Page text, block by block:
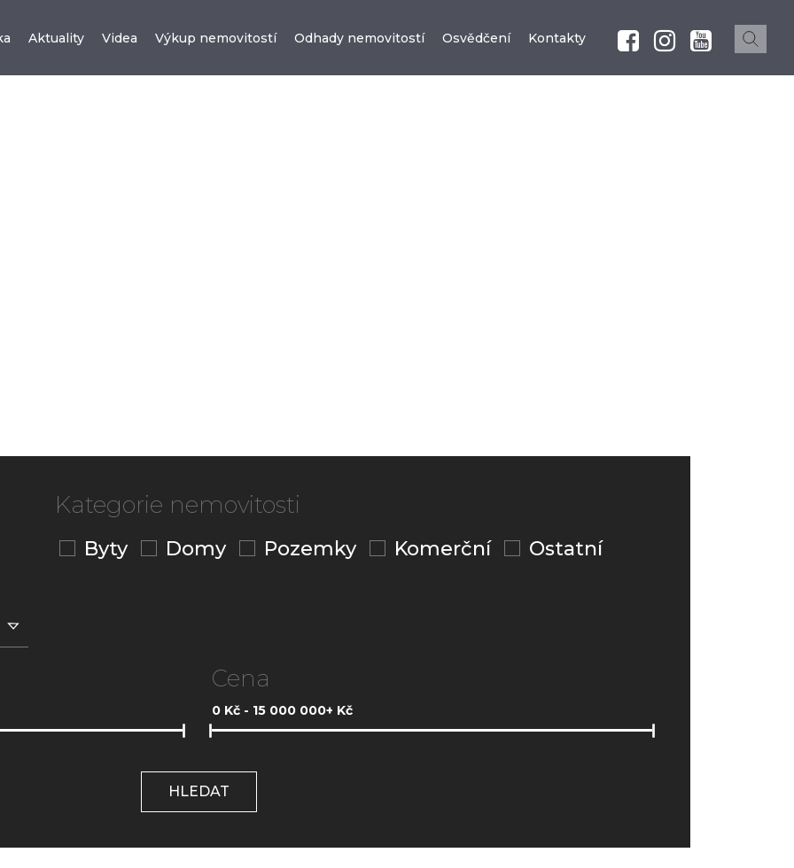
Aktuality Videa Výkup nemovitostí Odhady nemovitostí Osvědčení Kontakty
Kategorie nemovitosti
Byty Domy Pozemky Komerční Ostatní
Cena
0 Kč - 15 000 000+ Kč
HLEDAT